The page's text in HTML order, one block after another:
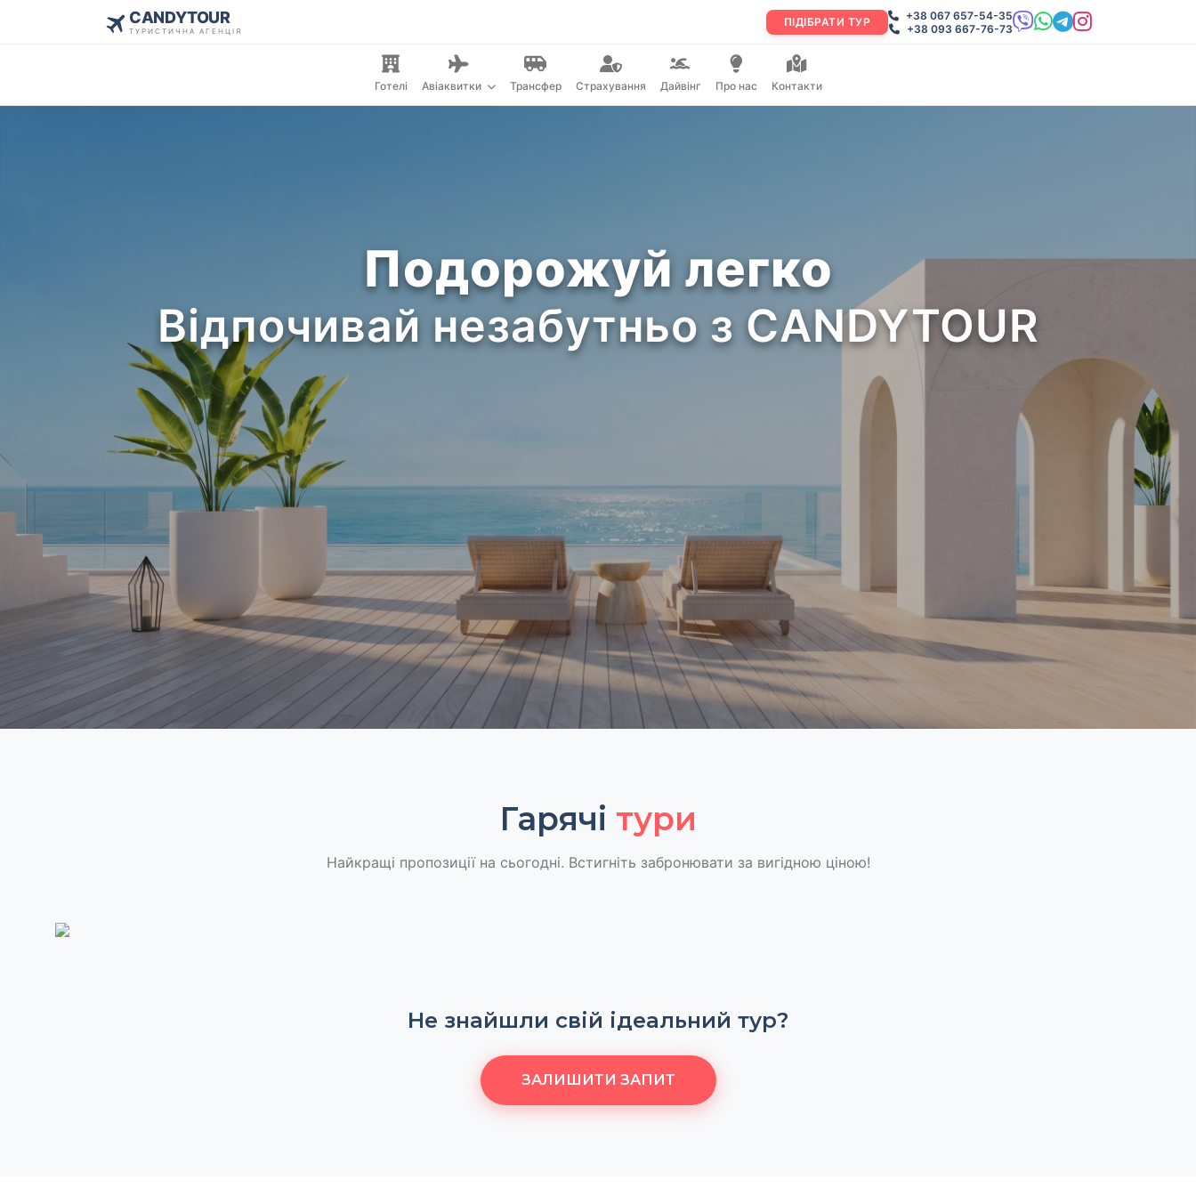
CANDYTOUR
ТУРИСТИЧНА АГЕНЦІЯ
ПІДІБРАТИ ТУР
+38 067 657-54-35
+38 093 667-76-73
Готелі Авіаквитки Трансфер Страхування Дайвінг Про нас Контакти
Подорожуй легко
Відпочивай незабутньо з CANDYTOUR
Гарячі тури
Найкращі пропозиції на сьогодні. Встигніть забронювати за вигідною ціною!
Не знайшли свій ідеальний тур?
ЗАЛИШИТИ ЗАПИТ